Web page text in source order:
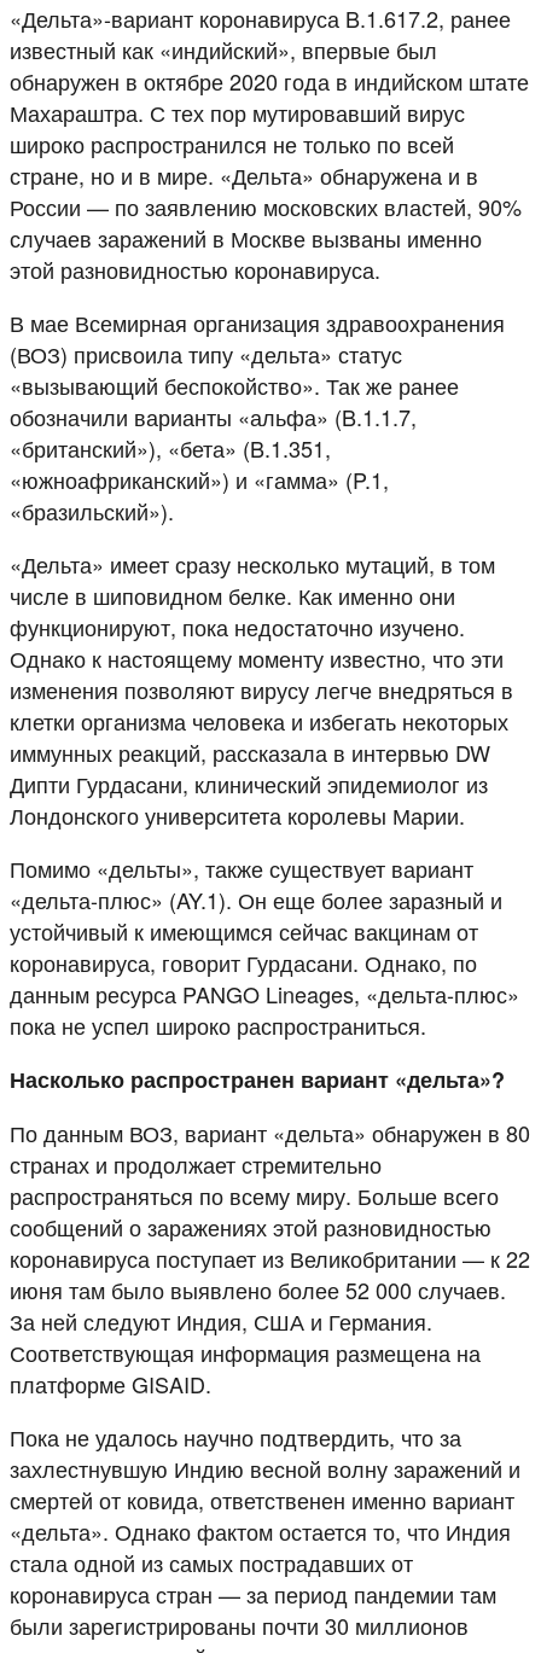
«Дельта»-вариант коронавируса B.1.617.2, ранее
известный как «индийский», впервые был
обнаружен в октябре 2020 года в индийском штате
Махараштра. С тех пор мутировавший вирус
широко распространился не только по всей
стране, но и в мире. «Дельта» обнаружена и в
России — по заявлению московских властей, 90%
случаев заражений в Москве вызваны именно
этой разновидностью коронавируса.
В мае Всемирная организация здравоохранения
(ВОЗ) присвоила типу «дельта» статус
«вызывающий беспокойство». Так же ранее
обозначили варианты «альфа» (B.1.1.7,
«британский»), «бета» (B.1.351,
«южноафриканский») и «гамма» (P.1,
«бразильский»).
«Дельта» имеет сразу несколько мутаций, в том
числе в шиповидном белке. Как именно они
функционируют, пока недостаточно изучено.
Однако к настоящему моменту известно, что эти
изменения позволяют вирусу легче внедряться в
клетки организма человека и избегать некоторых
иммунных реакций, рассказала в интервью DW
Дипти Гурдасани, клинический эпидемиолог из
Лондонского университета королевы Марии.
Помимо «дельты», также существует вариант
«дельта-плюс» (AY.1). Он еще более заразный и
устойчивый к имеющимся сейчас вакцинам от
коронавируса, говорит Гурдасани. Однако, по
данным ресурса PANGO Lineages, «дельта-плюс»
пока не успел широко распространиться.
Насколько распространен вариант «дельта»?
По данным ВОЗ, вариант «дельта» обнаружен в 80
странах и продолжает стремительно
распространяться по всему миру. Больше всего
сообщений о заражениях этой разновидностью
коронавируса поступает из Великобритании — к 22
июня там было выявлено более 52 000 случаев.
За ней следуют Индия, США и Германия.
Соответствующая информация размещена на
платформе GISAID.
Пока не удалось научно подтвердить, что за
захлестнувшую Индию весной волну заражений и
смертей от ковида, ответственен именно вариант
«дельта». Однако фактом остается то, что Индия
стала одной из самых пострадавших от
коронавируса стран — за период пандемии там
были зарегистрированы почти 30 миллионов